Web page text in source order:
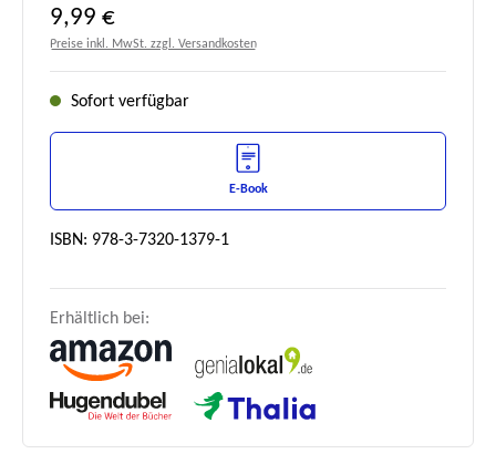
Regulärer Preis:
9,99 €
Preise inkl. MwSt. zzgl. Versandkosten
Sofort verfügbar
E-Book
ISBN: 978-3-7320-1379-1
Erhältlich bei: